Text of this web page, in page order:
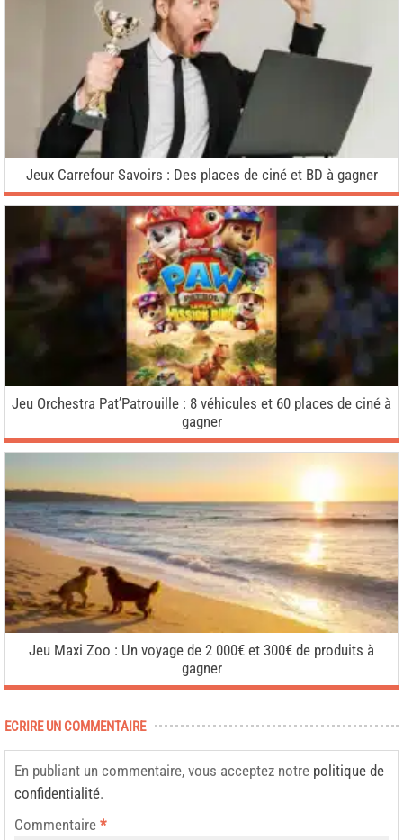
Jeux Carrefour Savoirs : Des places de ciné et BD à gagner
Jeu Orchestra Pat’Patrouille : 8 véhicules et 60 places de ciné à
gagner
Jeu Maxi Zoo : Un voyage de 2 000€ et 300€ de produits à
gagner
ECRIRE UN COMMENTAIRE
En publiant un commentaire, vous acceptez notre politique de
confidentialité.
Commentaire *